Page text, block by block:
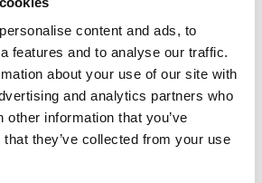
content and ads, to
features and to analyse our traffic.
about your use of our site with
and analytics partners who
other information that you’ve
they’ve collected from your use
vom Gebiet